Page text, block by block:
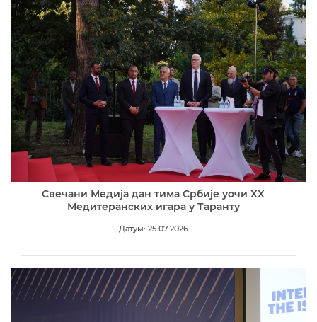
Свечани Медија дан тима Србије уочи XX
Медитеранских игара у Таранту
Датум: 25.07.2026